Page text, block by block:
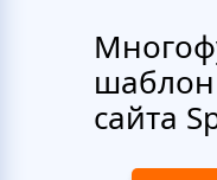
шаблон
сайта